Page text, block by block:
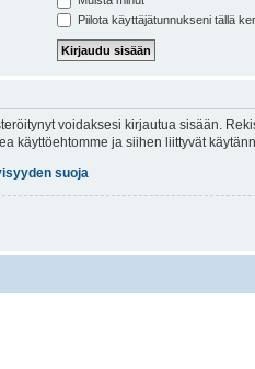
Piilota käyttäjätunnukseni tällä
voidaksesi kirjautua sisään.
käyttöehtomme ja siihen liittyvät
suoja